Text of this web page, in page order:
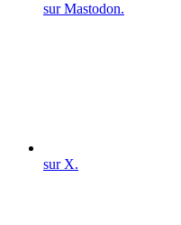
sur Mastodon.
sur X.